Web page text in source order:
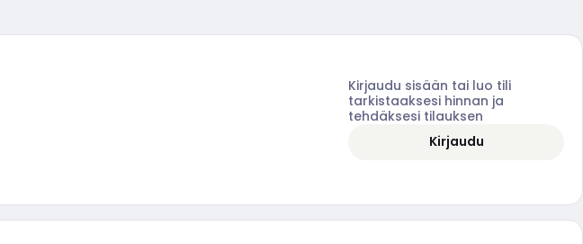
Kirjaudu sisään tai luo tili
tarkistaaksesi hinnan ja
tehdäksesi tilauksen
Kirjaudu